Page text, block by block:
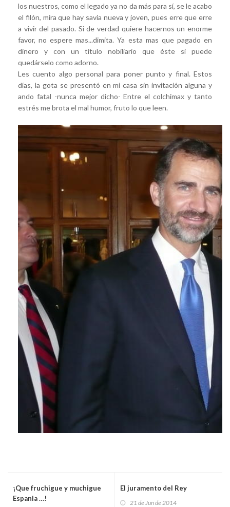
los nuestros, como el legado ya no da más para sí, se le acabo
el filón, mira que hay savia nueva y joven, pues erre que erre
a vivir del pasado. Si de verdad quiere hacernos un enorme
favor, no espere mas...dimita. Ya esta mas que pagado en
dinero y con un título nobiliario que éste si puede
quedárselo como adorno.
Les cuento algo personal para poner punto y final. Estos
días, la gota se presentó en mi casa sin invitación alguna y
ando fatal -nunca mejor dicho- Entre el colchimax y tanto
estrés me brota el mal humor, fruto lo que leen.
¡Que fruchigue y muchigue
Espania …!
El juramento del Rey
21 de Jun de 2014